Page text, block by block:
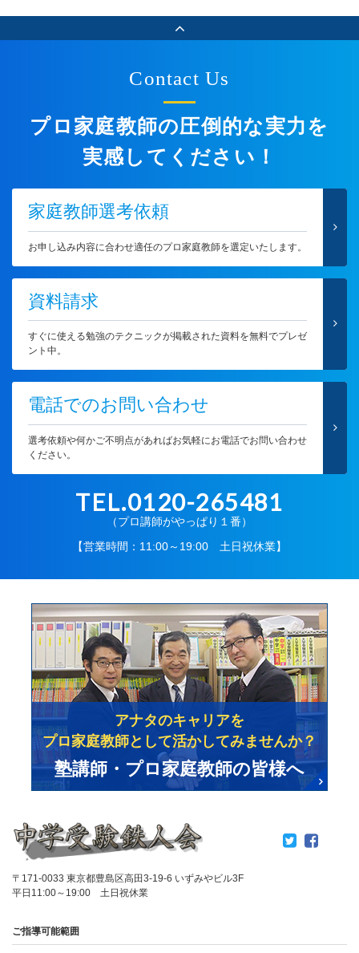
Contact Us
プロ家庭教師の圧倒的な実力を
実感してください！
家庭教師選考依頼
お申し込み内容に合わせ適任のプロ家庭教師を選定いたします。
資料請求
すぐに使える勉強のテクニックが掲載された資料を無料でプレゼ
ント中。
電話でのお問い合わせ
選考依頼や何かご不明点があればお気軽にお電話でお問い合わせ
ください。
TEL.0120-265481
（プロ講師がやっぱり１番）
【営業時間：11:00～19:00 土日祝休業】
〒171-0033 東京都豊島区高田3-19-6 いずみやビル3F
平日11:00～19:00 土日祝休業
ご指導可能範囲
アナタのキャリアを
プロ家庭教師として活かしてみませんか？
塾講師・プロ家庭教師の皆様へ